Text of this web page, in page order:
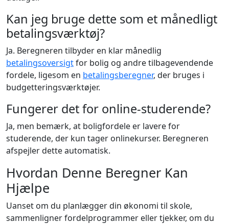
Kan jeg bruge dette som et månedligt
betalingsværktøj?
Ja. Beregneren tilbyder en klar månedlig
betalingsoversigtfor bolig og andre tilbagevendende
fordele, ligesom en betalingsberegner, der bruges i
budgetteringsværktøjer.
Fungerer det for online-studerende?
Ja, men bemærk, at boligfordele er lavere for
studerende, der kun tager onlinekurser. Beregneren
afspejler dette automatisk.
Hvordan Denne Beregner Kan
Hjælpe
Uanset om du planlægger din økonomi til skole,
sammenligner fordelprogrammer eller tjekker, om du